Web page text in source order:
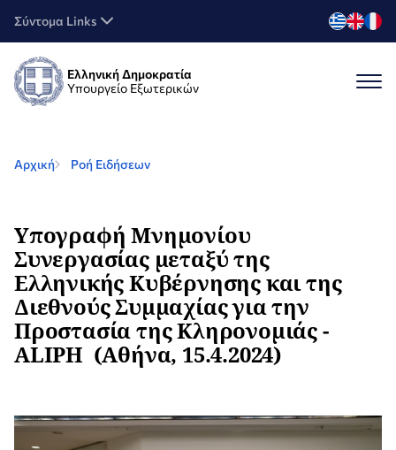
Σύντομα Links
Ελληνική Δημοκρατία
Υπουργείο Εξωτερικών
Αρχική Ροή Ειδήσεων
Υπογραφή Μνημονίου
Συνεργασίας μεταξύ της
Ελληνικής Κυβέρνησης και της
Διεθνούς Συμμαχίας για την
Προστασία της Κληρονομιάς -
ALIPH (Αθήνα, 15.4.2024)